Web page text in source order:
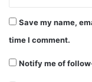
Save my name,
time I comment.
Notify me of